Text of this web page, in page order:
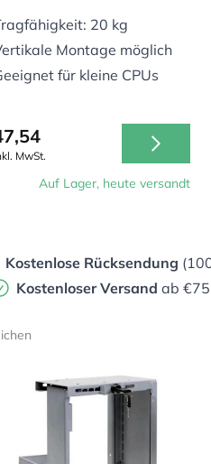
20 kg
Montage möglich
für kleine CPUs
MwSt.
Auf Lager, heute versandt
Kostenlose Rücksendung
Kostenloser Versand ab